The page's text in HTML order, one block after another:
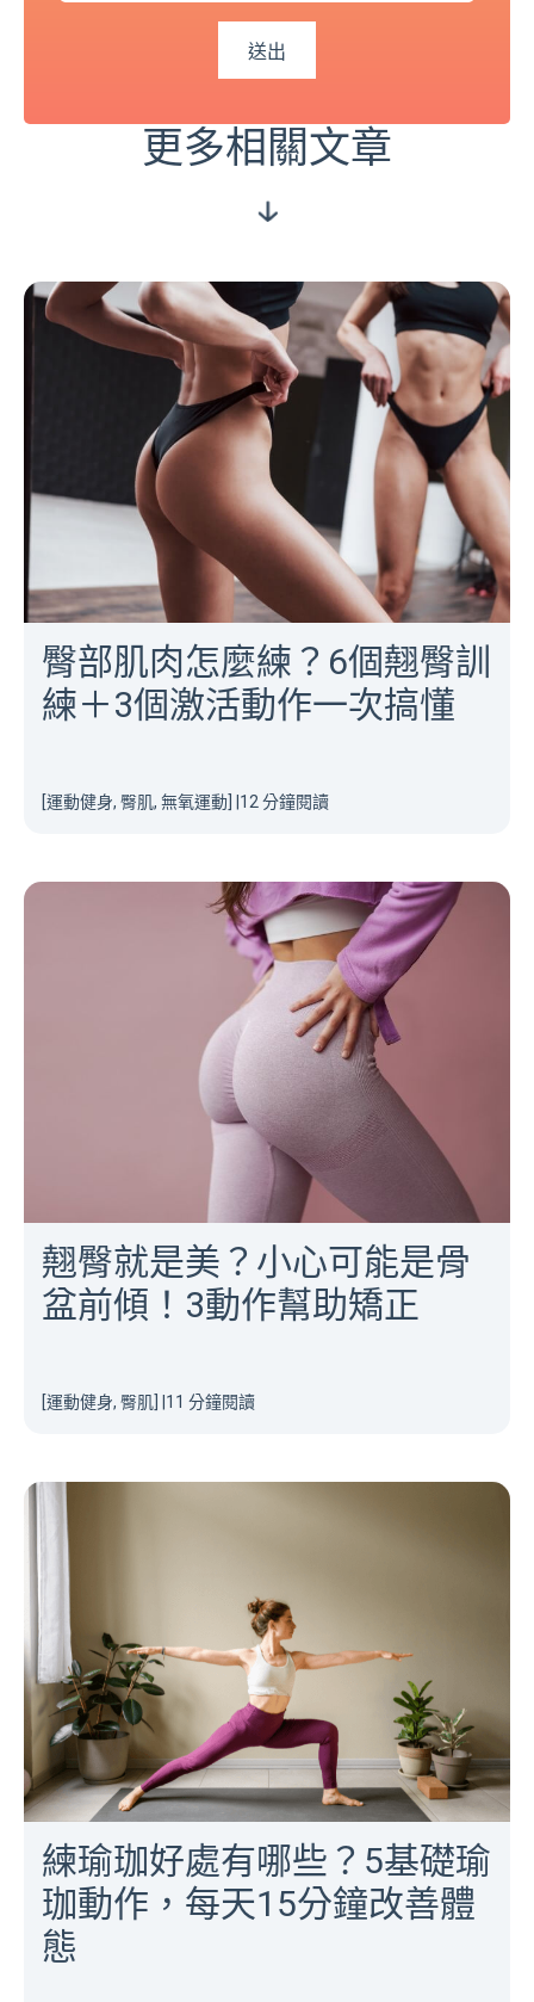
更多相關文章
臀部肌肉怎麼練？6個翹臀訓
練＋3個激活動作一次搞懂
[運動健身, 臀肌, 無氧運動] 12 分鐘閱讀
翹臀就是美？小心可能是骨
盆前傾！3動作幫助矯正
[運動健身, 臀肌] |11 分鐘閱讀
練瑜珈好處有哪些？5基礎瑜
珈動作，每天15分鐘改善體
態